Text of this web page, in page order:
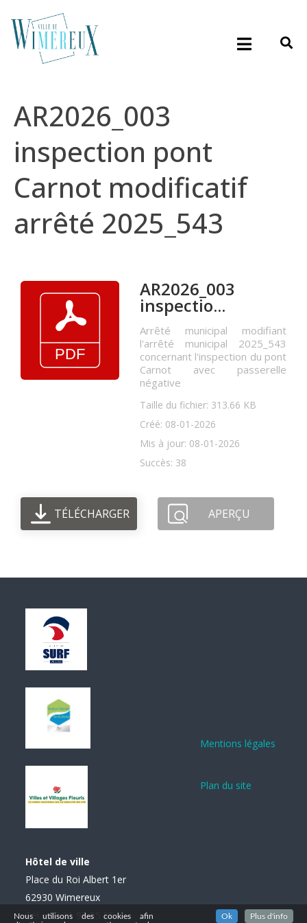
AR2026_003
inspection pont
Carnot modificatif
arrêté 2025_543
AR2026_003
inspectio...
Arrêté municipal modifiant
l'arrêté municipal 2025_543
concernant l'inspection du pont
Carnot avec passerelle
négative
Taille du fichier: 313.66 KB
Créé: 08-01-2026
Mis à jour: 08-01-2026
Succès: 38
TÉLÉCHARGER APERÇU
Hôtel de ville
Place du Roi Albert 1er
62930 Wimereux
Tél. : 03 21 99 85 85
Mentions légales
Plan du site
Nous utilisons des cookies afin
Ok Plus d'info